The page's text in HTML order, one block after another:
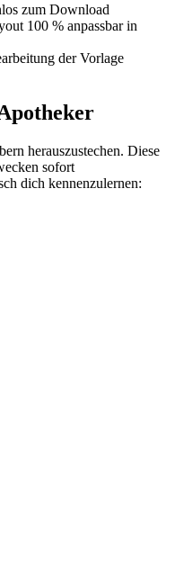
zum Download
100 % anpassbar in
der Vorlage
herauszustechen. Diese
sofort
dich kennenzulernen: